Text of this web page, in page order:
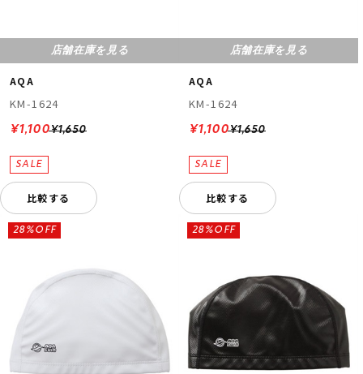
店舗在庫を見る
AQA
KM-1624
¥1,650
¥1,100
比較する
店舗在庫を見る
AQA
KM-1624
¥1,650
¥1,100
比較する
28%OFF 28%OFF